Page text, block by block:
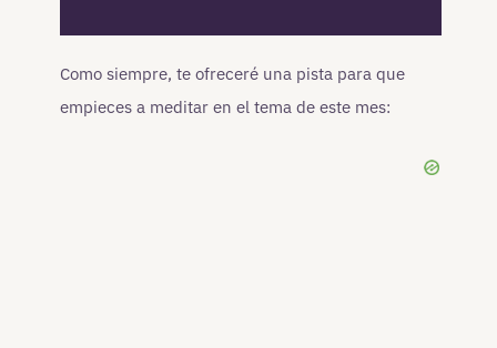
Como siempre, te ofreceré una pista para que
empieces a meditar en el tema de este mes: